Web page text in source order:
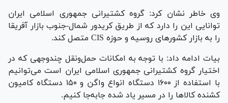
وی خاطر نشان کرد: گروه کشتیرانی جمهوری اسلامی ایران
توانایی این را دارد که از طریق کریدور شمال-جنوب بازار آفریقا
را به بازار کشور‌های روسیه و حوزه CIS متصل کند.
بیات ادامه داد: با توجه به امکانات حمل‌و‌نقل چندوجهی که در
اختیار گروه کشتیرانی جمهوری اسلامی ایران است می‌توانیم
با استفاده از ۱۶۰۰ دستگاه انواع واگن و ۱۵۰ دستگاه کامیون
کشنده کالا‌ها را در مسیر یاد شده جابه‌جا کنیم.